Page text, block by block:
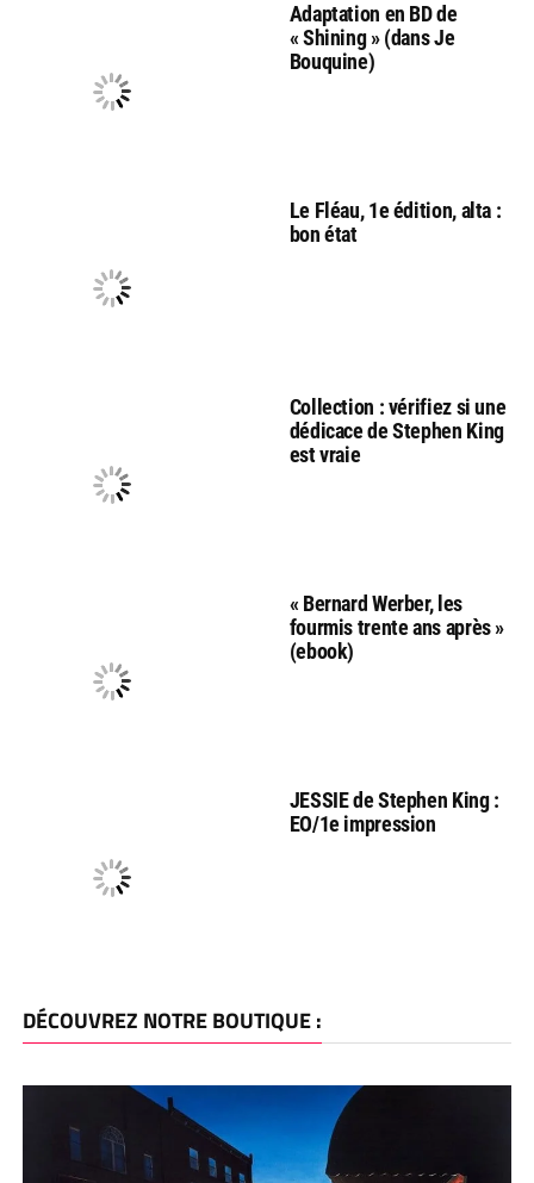
Adaptation en BD de
« Shining » (dans Je
Bouquine)
Le Fléau, 1e édition, alta :
bon état
Collection : vérifiez si une
dédicace de Stephen King
est vraie
« Bernard Werber, les
fourmis trente ans après »
(ebook)
JESSIE de Stephen King :
EO/1e impression
DÉCOUVREZ NOTRE BOUTIQUE :